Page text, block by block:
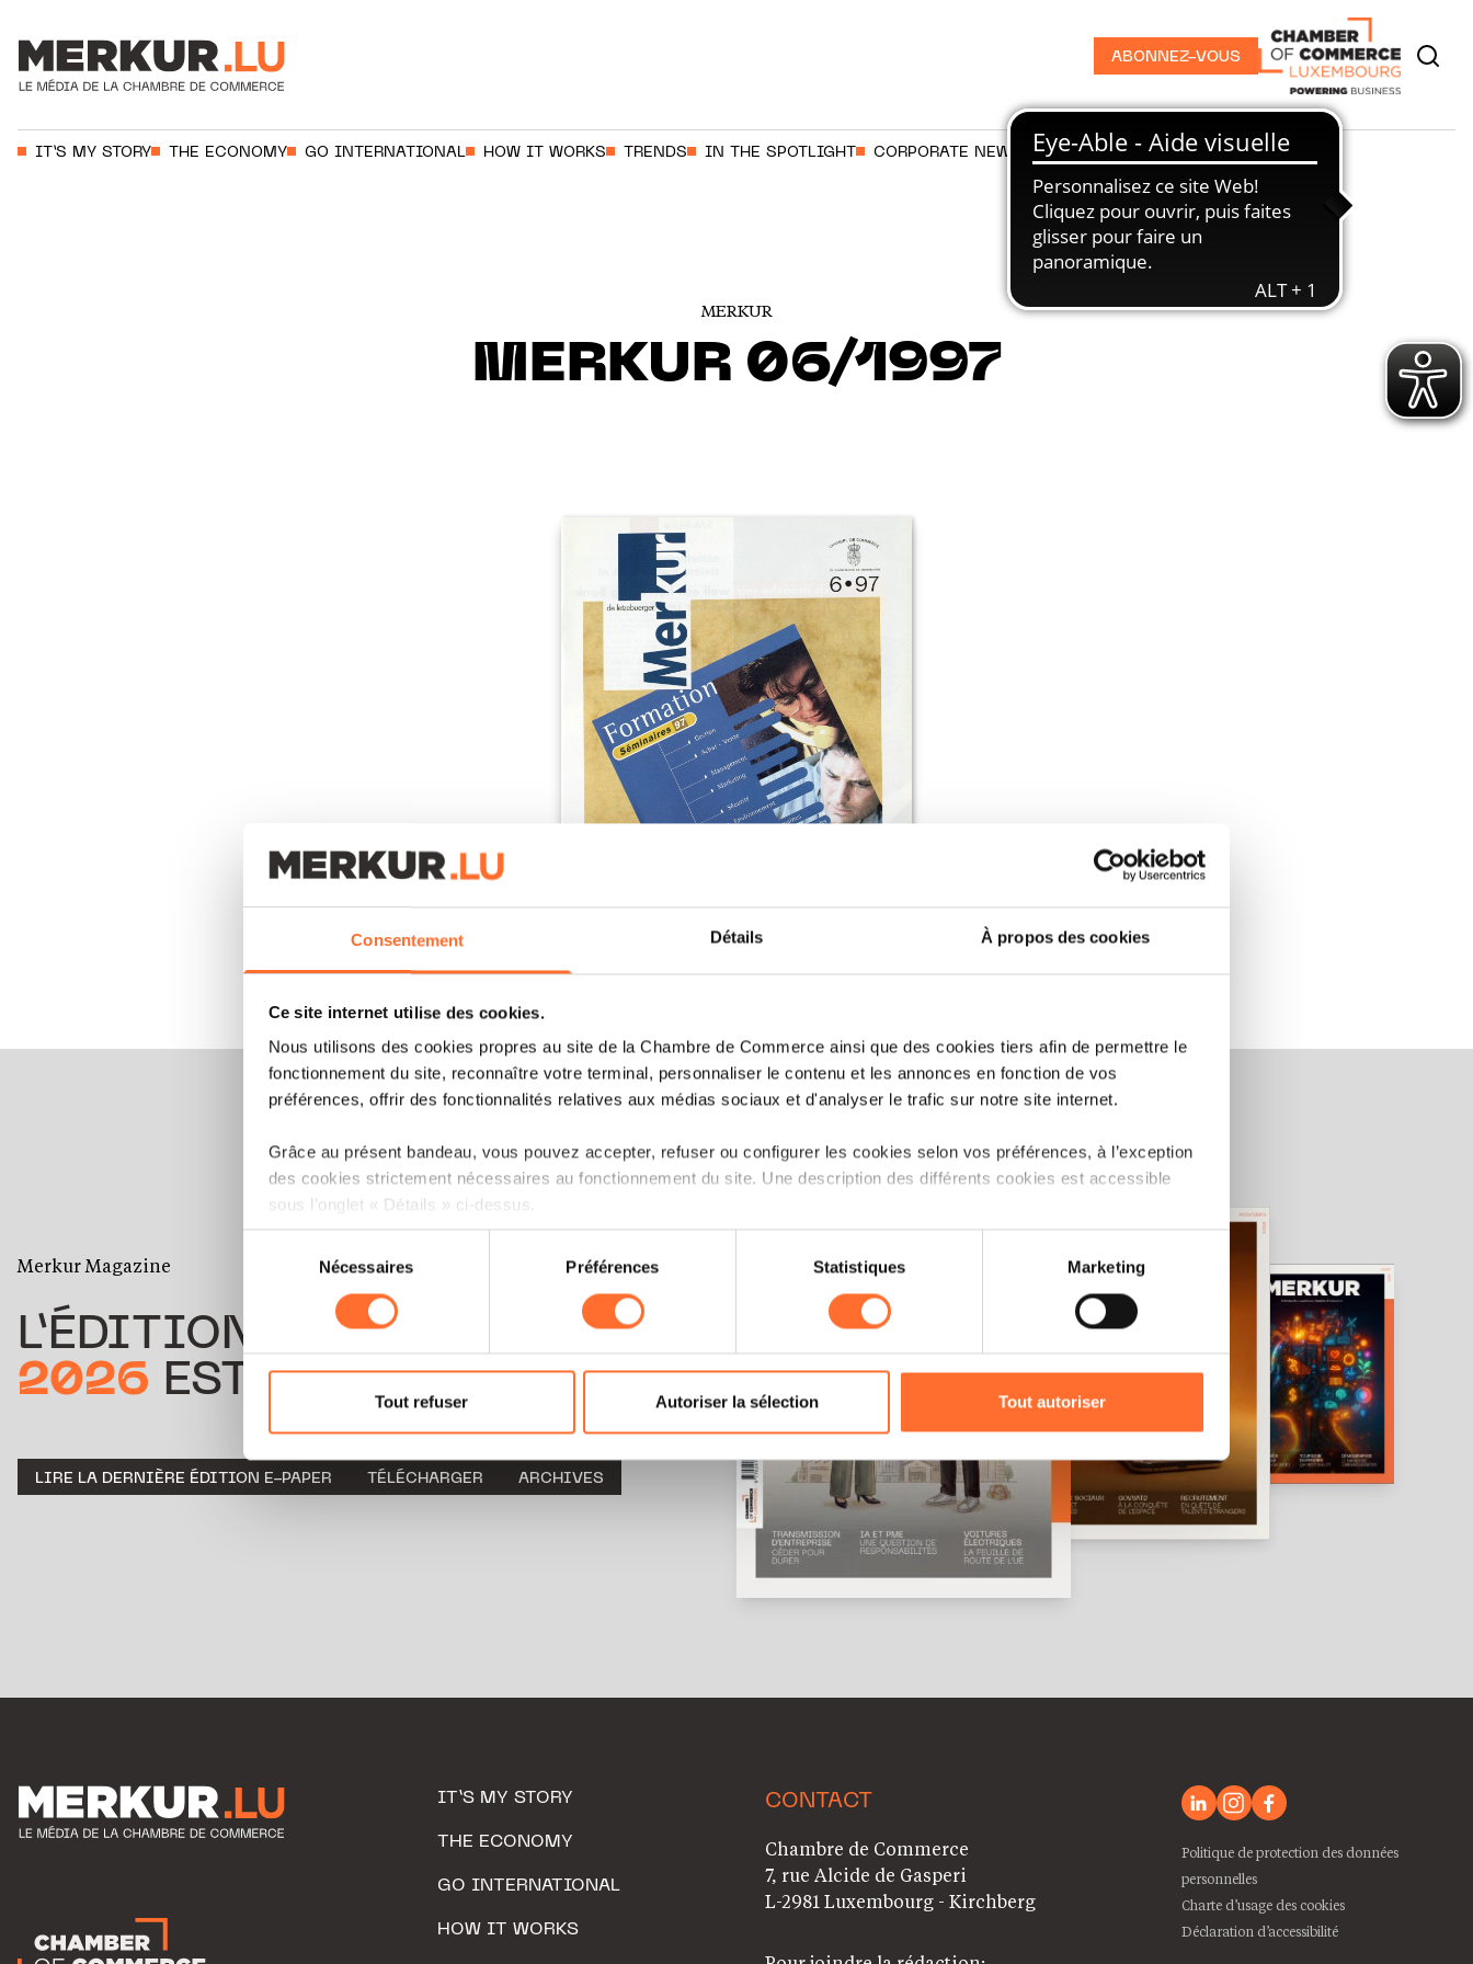
Consentement Détails À propos des cookies
Ce site internet utilise des cookies.
Nous utilisons des cookies propres au site de la Chambre de Commerce ainsi que des cookies tiers afin de permettre le
fonctionnement du site, reconnaître votre terminal, personnaliser le contenu et les annonces en fonction de vos
préférences, offrir des fonctionnalités relatives aux médias sociaux et d'analyser le trafic sur notre site internet.
Grâce au présent bandeau, vous pouvez accepter, refuser ou configurer les cookies selon vos préférences, à l’exception
des cookies strictement nécessaires au fonctionnement du site. Une description des différents cookies est accessible
sous l’onglet « Détails » ci-dessus.
Il est précisé que la navigation sur le site et certaines fonctionnalités (ex : lecture de vidéos, partage sur les réseaux
cas de refus de tous les cookies ou des cookies non nécessaires.
personnelles, vous pouvez consulter notreCharte d’usage des cookieset notre Politique de protection des données
personnelles.
consentement
Nécessaires Préférences Statistiques Marketing
Tout refuser Autoriser la sélection Tout autoriser
ABONNEZ-VOUS
IT’S MY STORY THE ECONOMY GO INTERNATIONAL HOW IT WORKS TRENDS IN THE SPOTLIGHT CORPORATE NEWS PODCASTS
MERKUR
MERKUR 06/1997
Merkur Magazine
L’ÉDITION
ÉTÉ
2026 EST DISPONIBLE !
LIRE LA DERNIÈRE ÉDITION E-PAPER TÉLÉCHARGER ARCHIVES
IT’S MY STORY
THE ECONOMY
GO INTERNATIONAL
HOW IT WORKS
CONTACT
Chambre de Commerce
7, rue Alcide de Gasperi
L-2981 Luxembourg - Kirchberg
Politique de protection des données
personnelles
Charte d’usage des cookies
Déclaration d’accessibilité